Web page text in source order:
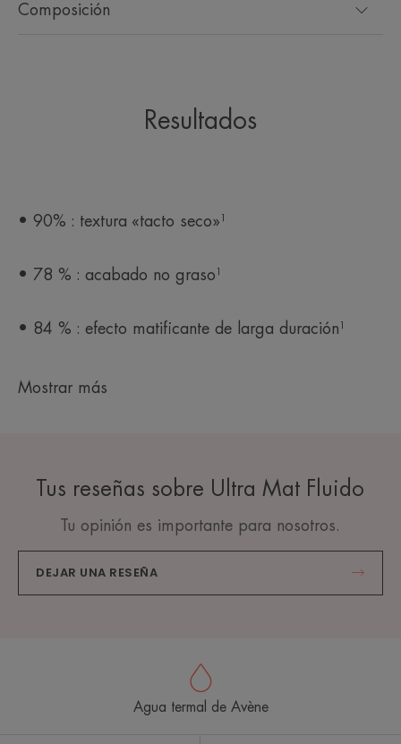
Composición
Resultados
• 90% : textura «tacto seco»¹
• 78 % : acabado no graso¹
• 84 % : efecto matificante de larga duración¹
Mostrar más
Tus reseñas sobre Ultra Mat Fluido
Tu opinión es importante para nosotros.
DEJAR UNA RESEÑA
Agua termal de Avène